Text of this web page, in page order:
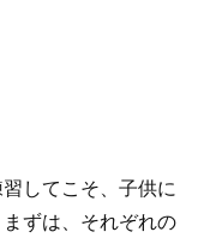
してこそ、子供に
ずは、それぞれの